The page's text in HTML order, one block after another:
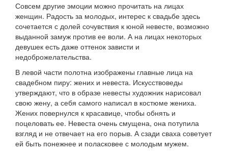
Совсем другие эмоции можно прочитать на лицах
женщин. Радость за молодых, интерес к свадьбе здесь
сочетается с долей сочувствия к юной невесте, возможно
выданной замуж против ее воли. А на лицах некоторых
девушек есть даже оттенок зависти и
недоброжелательства.
В левой части полотна изображены главные лица на
свадебном пиру: жених и невеста. Искусствоведы
утверждают, что в образе невесты художник нарисовал
свою жену, а себя самого написал в костюме жениха.
Жених повернулся к красавице, чтобы обнять и
поцеловать ее. Невеста очень смущена, она потупила
взгляд и не отвечает на его порыв. А сзади сваха советует
ей быть понежнее и поласковее с молодым мужем.